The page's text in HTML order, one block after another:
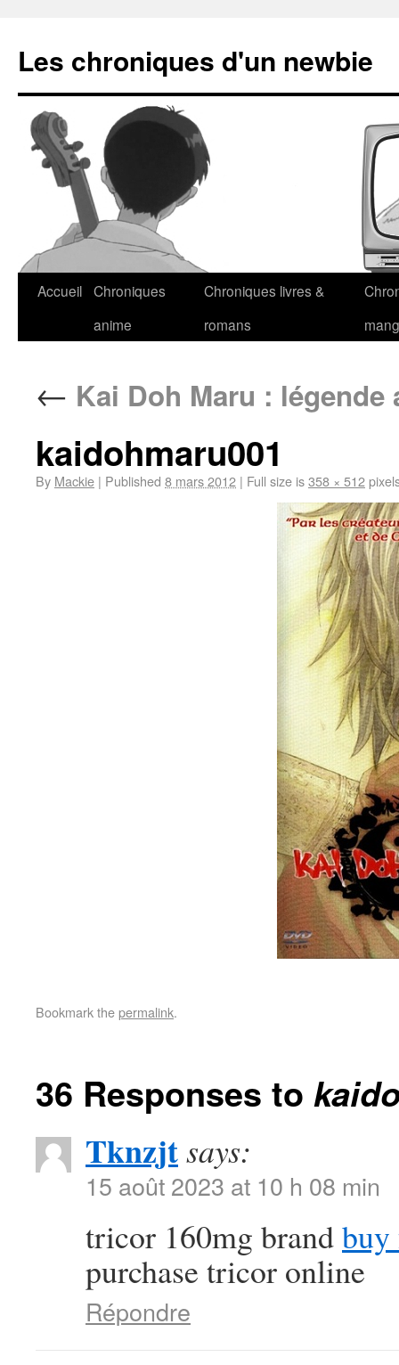
Les chroniques d'un newbie
Accueil Chroniques
anime
Chroniques livres &
romans
← Kai Doh Maru : légende
kaidohmaru001
By Mackie | Published 8 mars 2012 | Full size is358 × 512
Bookmark thepermalink.
36 Responses to
Tknzjtsays:
15 août 2023 at 10 h 08 min
tricor 160mg brandbuy
purchase tricor online
Répondre